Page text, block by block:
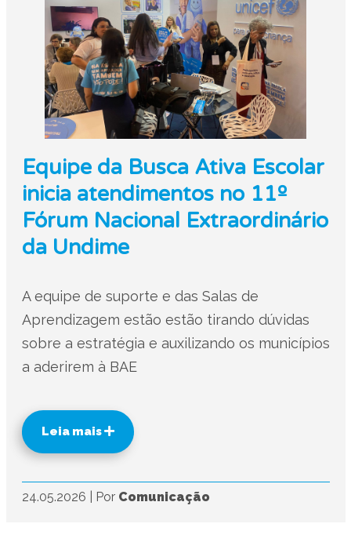
Equipe da Busca Ativa Escolar
inicia atendimentos no 11º
Fórum Nacional Extraordinário
da Undime
A equipe de suporte e das Salas de
Aprendizagem estão estão tirando dúvidas
sobre a estratégia e auxilizando os municípios
a aderirem à BAE
Leia mais
24.05.2026 Por Comunicação